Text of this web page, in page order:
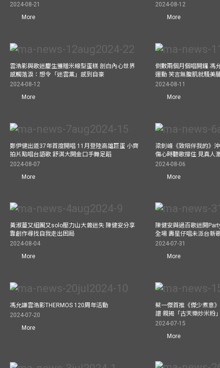
2024-08-21
More
2024-08-12
More
雲浩影與歌迷慶生獲贈米線型蛋糕 剖白內心世界
感觸落淚：想令「迷雲黨」感到自豪
2024-08-12
More
倒數兩個月個唱開鑼 馮
運動 笑言無腹肌就騷美
2024-08-11
More
鄭伊健出道37年首度開唱 11月登陸高雄巨蛋 小齊
拍片點唱台語歌 舒淇大開金口手舞足蹈
2024-08-07
More
梁釗峰《致陪伴我的》
傷心時聽歌撐住 見真人
2024-08-06
More
黃淑蔓又組團又solo壓力山大曾迷失 陳健安分享
靠創作尋找自我走出困局
2024-08-04
More
陳健安與過百歌迷開
全場 壽星仔唱未派台新
2024-07-31
More
馮允謙雲浩影THERMOS 120周年活動
2024-07-20
More
蔡一傑首推《傑少煮意
譜 親揭「古天樂炒米粉
2024-07-15
More